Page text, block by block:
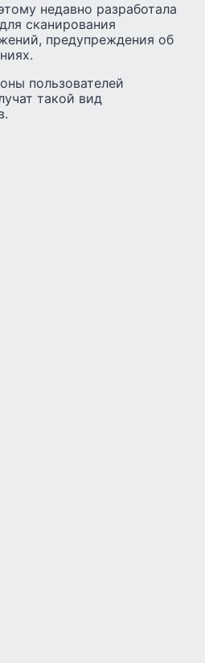
недавно разработала
сканирования
предупреждения об
пользователей
такой вид